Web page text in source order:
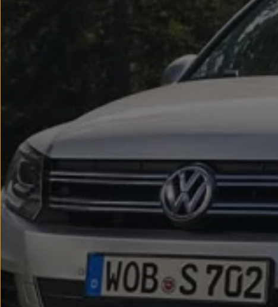
Información sobre EA189
Suscripción de mantenimiento Long Drive
Sharan
Golf
Polo
Tiguan
Touran
Asistencia en carretera